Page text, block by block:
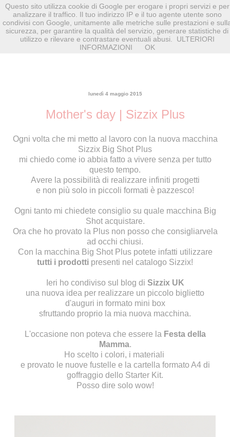
lunedì 4 maggio 2015
Mother's day | Sizzix Plus
Ogni volta che mi metto al lavoro con la nuova macchina
Sizzix Big Shot Plus
mi chiedo come io abbia fatto a vivere senza per tutto
questo tempo.
Avere la possibilità di realizzare infiniti progetti
e non più solo in piccoli formati è pazzesco!
Ogni tanto mi chiedete consiglio su quale macchina Big
Shot acquistare.
Ora che ho provato la Plus non posso che consigliarvela
ad occhi chiusi.
Con la macchina Big Shot Plus potete infatti utilizzare
tutti i prodotti presenti nel catalogo Sizzix!
Ieri ho condiviso sul blog di Sizzix UK
una nuova idea per realizzare un piccolo biglietto
d'auguri in formato mini box
sfruttando proprio la mia nuova macchina.
L'occasione non poteva che essere la Festa della
Mamma.
Ho scelto i colori, i materiali
e provato le nuove fustelle e la cartella formato A4 di
goffraggio dello Starter Kit.
Posso dire solo wow!
Questo sito utilizza cookie di Google per erogare i propri servizi e per
analizzare il traffico. Il tuo indirizzo IP e il tuo agente utente sono
condivisi con Google, unitamente alle metriche sulle prestazioni e
sicurezza, per garantire la qualità del servizio, generare statistiche di
utilizzo e rilevare e contrastare eventuali abusi.
ULTERIORI
INFORMAZIONI
OK